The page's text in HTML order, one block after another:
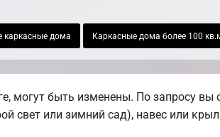
каркасные дома Каркасные дома более 100
могут быть изменены. По запросу вы
свет или зимний сад), навес или